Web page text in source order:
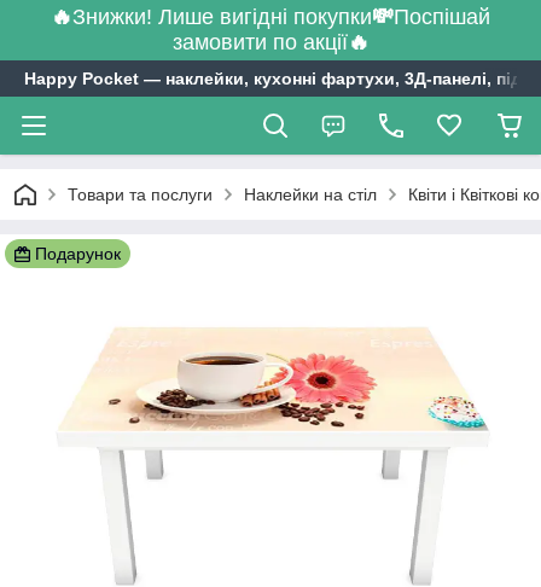
🔥Знижки! Лише вигідні покупки💸Поспішай
замовити по акції🔥
Happy Pocket ― наклейки, кухонні фартухи, 3Д-панелі,
Товари та послуги Наклейки на стіл Квіти і Квіткові
Подарунок